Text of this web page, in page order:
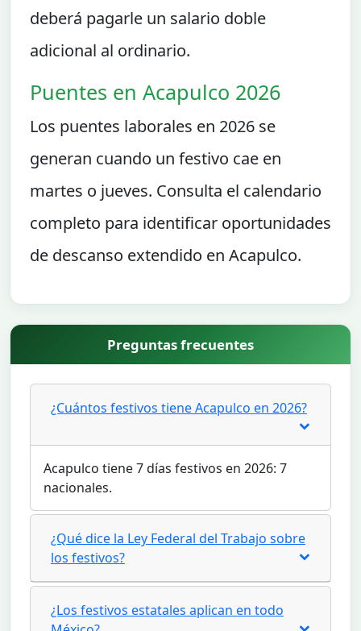
deberá pagarle un salario doble
adicional al ordinario.
Puentes en Acapulco 2026
Los puentes laborales en 2026 se
generan cuando un festivo cae en
martes o jueves. Consulta el calendario
completo para identificar oportunidades
de descanso extendido en Acapulco.
Preguntas frecuentes
¿Cuántos festivos tiene Acapulco en 2026?
Acapulco tiene 7 días festivos en 2026: 7
nacionales.
¿Qué dice la Ley Federal del Trabajo sobre
los festivos?
¿Los festivos estatales aplican en todo